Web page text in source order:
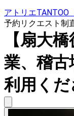
アトリエTANTOO
予約リクエスト制
【扇大
業、稽
利用くだ